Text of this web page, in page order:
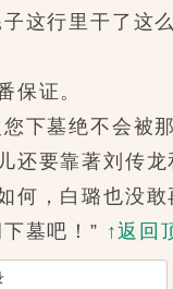
行里干了这
证。
墓绝不会被
要靠著刘传龙
，白璐也没敢
墓吧！” ↑返回